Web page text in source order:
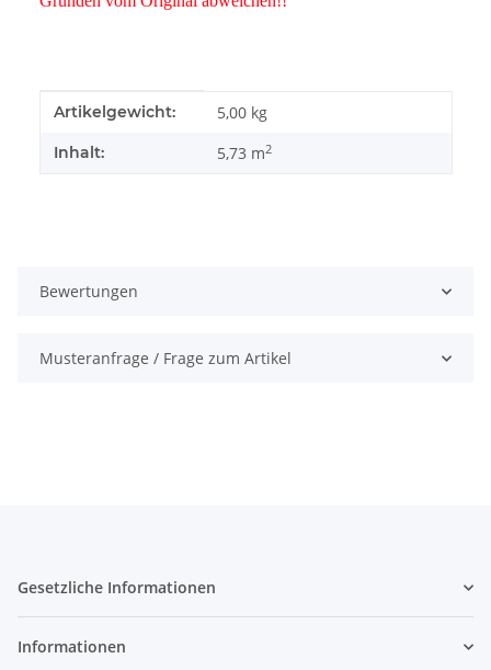
Produkteigenschaft
Wert
Artikelgewicht: 5,00 kg
Inhalt: 5,73 m2
Bewertungen
Musteranfrage / Frage zum Artikel
Gesetzliche Informationen
Informationen